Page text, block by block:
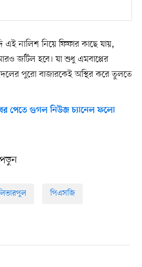
নালিশ নিয়ে ফিফার কাছে যায়,
আরও জটিল হবে। যা শুধু এমবাপ্পের
পুরো বাজারকেই অস্থির করে তুলতে
পেতে গুগল নিউজ চ্যানেল ফলো
পিএসজি